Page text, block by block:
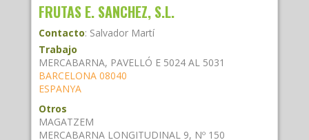
FRUTAS E. SANCHEZ, S.L.
Contacto: Salvador Martí
Trabajo
MERCABARNA, PAVELLÓ E 5024 AL 5031
BARCELONA 08040
ESPANYA
Otros
MAGATZEM
MERCABARNA LONGITUDINAL 9, Nº 150